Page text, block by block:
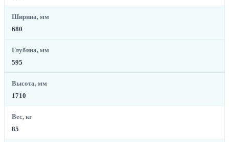
Ширина, мм
680
Глубина, мм
595
Высота, мм
1710
Вес, кг
85